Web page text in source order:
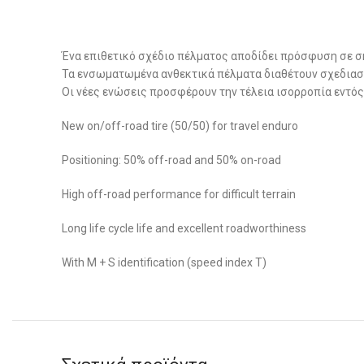
Ένα επιθετικό σχέδιο πέλματος αποδίδει πρόσφυση σε
Τα ενσωματωμένα ανθεκτικά πέλματα διαθέτουν
Οι νέες ενώσεις προσφέρουν την τέλεια ισορροπία
New on/off-road tire (50/50) for travel enduro
Positioning: 50% off-road and 50% on-road
High off-road performance for difficult terrain
Long life cycle life and excellent roadworthiness
With M + S identification (speed index T)